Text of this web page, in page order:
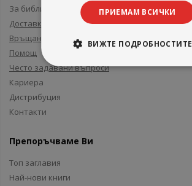
За библиотеки
Доставка
Връщане
Помощ
Често задавани въпроси
Кариера
Дистрибуция
Контакти
Препоръчваме Ви
Топ заглавия
Най-нови книги
ПРИЕМАМ ВСИЧКИ
ВИЖТЕ ПОДРОБНОСТИТЕ